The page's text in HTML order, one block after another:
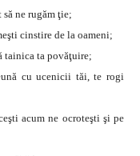
ne rugăm ţie;
cinstire de la oameni;
tainica ta povăţuire;
cu ucenicii tăi, te rogi
acum ne ocroteşti şi pe